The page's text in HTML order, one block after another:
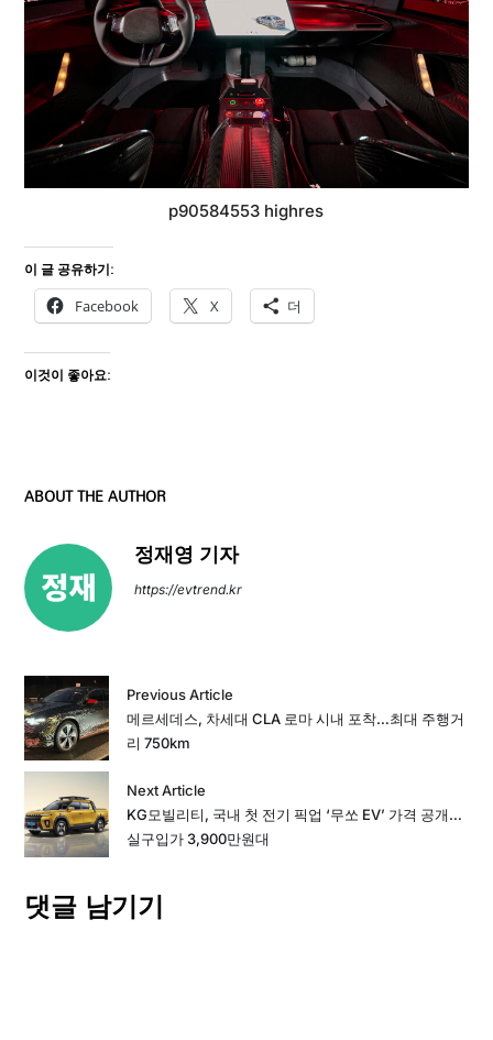
p90584553 highres
이 글 공유하기:
Facebook X 더
이것이 좋아요:
ABOUT THE AUTHOR
정재영 기자
https://evtrend.kr
Previous Article
메르세데스, 차세대 CLA 로마 시내 포착…최대 주행거
리 750km
Next Article
KG모빌리티, 국내 첫 전기 픽업 ‘무쏘 EV’ 가격 공개…
실구입가 3,900만원대
댓글 남기기